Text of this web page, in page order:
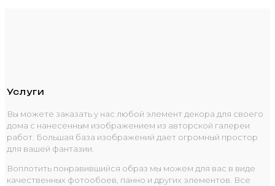
Услуги
Вы можете заказать у нас любой элемент декора для своего
дома с нанесенным изображением из авторской галереи
работ. Большая база изображений дает огромный простор
для вашей фантазии.
Воплотить понравившийся образ мы можем для вас в виде
качественных фотообоев, панно и других элементов. Все